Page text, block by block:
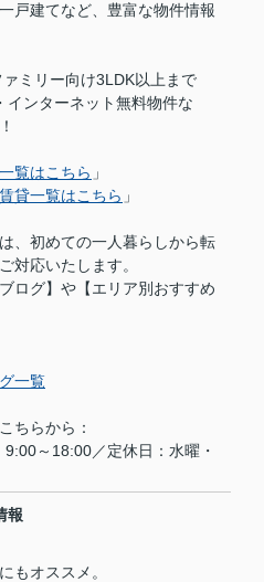
戸建てなど、豊富な物件情報
ミリー向け3LDK以上まで
ンターネット無料物件な
覧はこちら 」
貸一覧はこちら 」
、初めての一人暮らしから転
対応いたします。
ログ】や【エリア別おすすめ
一覧
ちらから：
～18:00／定休日：水曜・
報
もオススメ。